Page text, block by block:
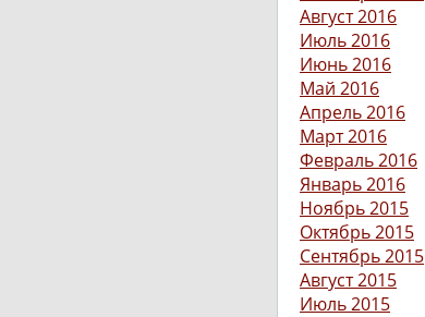
Август 2016
Июль 2016
Июнь 2016
Май 2016
Апрель 2016
Март 2016
Февраль 2016
Январь 2016
Ноябрь 2015
Октябрь 2015
Сентябрь 2015
Август 2015
Июль 2015